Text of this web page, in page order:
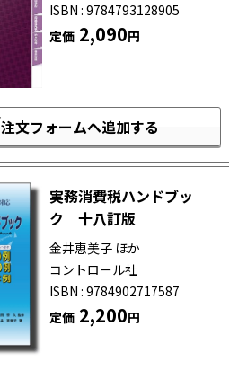
ISBN : 9784793128905
定価2,090円
注文フォームへ追加する
実務消費税ハンドブッ
ク 十八訂版
金井恵美子 ほか
コントロール社
ISBN : 9784902717587
定価2,200円